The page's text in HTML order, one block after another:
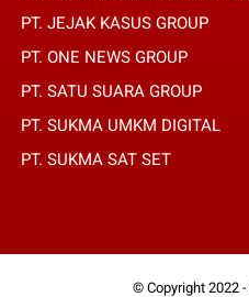
PT. JEJAK KASUS GROUP
PT. ONE NEWS GROUP
PT. SATU SUARA GROUP
PT. SUKMA UMKM DIGITAL
PT. SUKMA SAT SET
© Copyright 2022 -